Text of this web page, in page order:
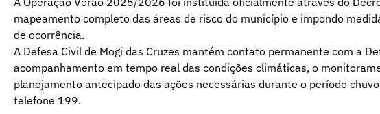
mapeamento completo das áreas de risco do município e impondo
de ocorrência.
A Defesa Civil de Mogi das Cruzes mantém contato permanente com a
acompanhamento em tempo real das condições climáticas, o
planejamento antecipado das ações necessárias durante o período
telefone 199.